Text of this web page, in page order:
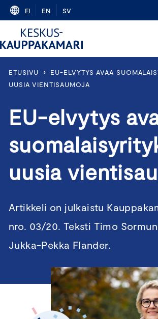
Skip
content
FI EN SV
ETUSIVU ›
EU-ELVYTYS AVAA
UUSIA VIENTISAUMOJA
EU-elvytys
uusia
Artikkeli on julkaistu
nro. 03/20. Teksti Timo
Jukka-Pekka Flander.